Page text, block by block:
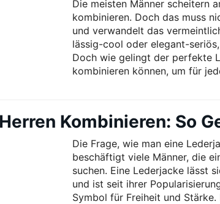
Die meisten Männer scheitern
kombinieren. Doch das muss
und verwandelt das
lässig-cool oder elegant-
Doch wie gelingt der perfekte
kombinieren können, um für
Kombinieren: So
Die Frage, wie man eine
beschäftigt viele Männer, die
suchen. Eine Lederjacke lässt
und ist seit ihrer
Symbol für Freiheit und